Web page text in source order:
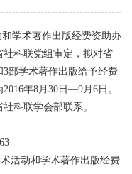
学术著作出版经费资助办
科联党组审定，拟对省
部学术著作出版给予经费
年8月30日—9月6日。
科联学会部联系。
活动和学术著作出版经费